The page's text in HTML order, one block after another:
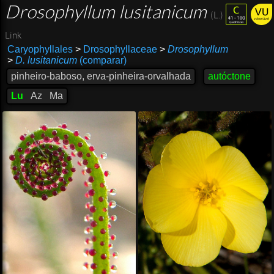
Drosophyllum lusitanicum (L.)
Link
Caryophyllales >Drosophyllaceae > Drosophyllum
> D. lusitanicum(comparar)
pinheiro-baboso, erva-pinheira-orvalhada
autóctone
Lu
Az Ma